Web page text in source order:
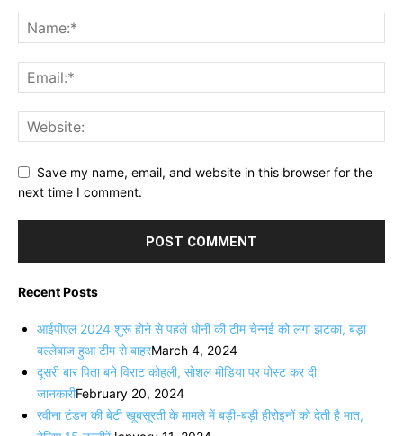
Save my name, email, and website in this browser for the
next time I comment.
Recent Posts
आईपीएल 2024 शुरू होने से पहले धोनी की टीम चेन्नई को लगा झटका, बड़ा
बल्लेबाज हुआ टीम से बाहरMarch 4, 2024
दूसरी बार‌ पिता बने विराट कोहली, सोशल मीडिया पर पोस्ट कर दी‌
जानकारीFebruary 20, 2024
रवीना टंडन की बेटी खूबसूरती के मामले में बड़ी-बड़ी हीरोइनों को देती है मात,